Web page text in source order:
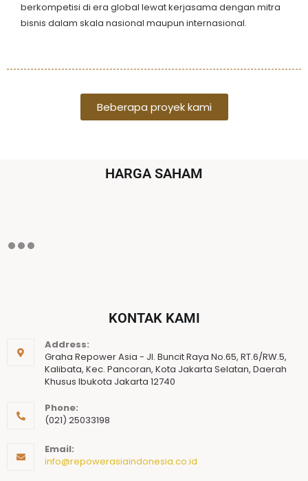
berkompetisi di era global lewat kerjasama dengan mitra
bisnis dalam skala nasional maupun internasional.
Beberapa proyek kami
HARGA SAHAM
KONTAK KAMI
Address:
Graha Repower Asia - Jl. Buncit Raya No.65, RT.6/RW.5,
Kalibata, Kec. Pancoran, Kota Jakarta Selatan, Daerah
Khusus Ibukota Jakarta 12740
Phone:
(021) 25033198
Email:
info@repowerasiaindonesia.co.id